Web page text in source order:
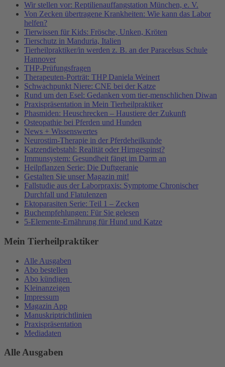
Wir stellen vor: Reptilienauffangstation München, e. V.
Von Zecken übertragene Krankheiten: Wie kann das Labor
helfen?
Tierwissen für Kids: Frösche, Unken, Kröten
Tierschutz in Manduria, Italien
Tierheilpraktiker/in werden z. B. an der Paracelsus Schule
Hannover
THP-Prüfungsfragen
Therapeuten-Porträt: THP Daniela Weinert
Schwachpunkt Niere: CNE bei der Katze
Rund um den Esel: Gedanken vom tier-menschlichen Diwan
Praxispräsentation in Mein Tierheilpraktiker
Phasmiden: Heuschrecken – Haustiere der Zukunft
Osteopathie bei Pferden und Hunden
News + Wissenswertes
Neurostim-Therapie in der Pferdeheilkunde
Katzendiebstahl: Realität oder Hirngespinst?
Immunsystem: Gesundheit fängt im Darm an
Heilpflanzen Serie: Die Duftgeranie
Gestalten Sie unser Magazin mit!
Fallstudie aus der Laborpraxis: Symptome Chronischer
Durchfall und Flatulenzen
Ektoparasiten Serie: Teil 1 – Zecken
Buchempfehlungen: Für Sie gelesen
5-Elemente-Ernährung für Hund und Katze
Mein Tierheilpraktiker
Alle Ausgaben
Abo bestellen
Abo kündigen
Kleinanzeigen
Impressum
Magazin App
Manuskriptrichtlinien
Praxispräsentation
Mediadaten
Alle Ausgaben